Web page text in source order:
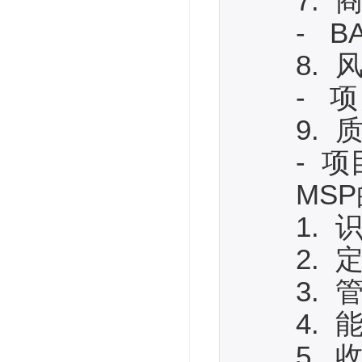
- BAA
8. 风
- 项目
9. 质
- 项目
MSP
1. 识
2. 定
3. 管
4. 能